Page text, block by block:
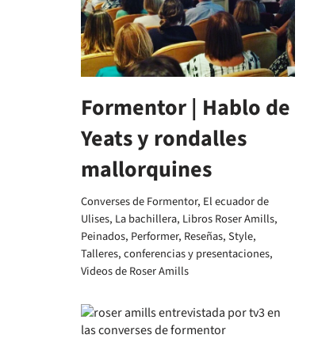
Formentor | Hablo de
Yeats y rondalles
mallorquines
Converses de Formentor, El ecuador de
Ulises, La bachillera, Libros Roser Amills,
Peinados, Performer, Reseñas,Style,
Talleres, conferencias y presentaciones,
Videos de Roser Amills